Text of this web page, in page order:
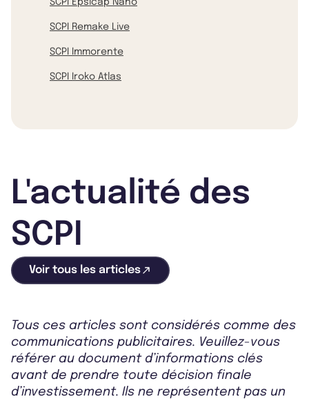
SCPI Epsicap Nano
SCPI Remake Live
SCPI Immorente
SCPI Iroko Atlas
L'actualité des
SCPI
Voir tous les articles
Tous ces articles sont considérés comme des
communications publicitaires. Veuillez-vous
référer au document d’informations clés
avant de prendre toute décision finale
d’investissement. Ils ne représentent pas un